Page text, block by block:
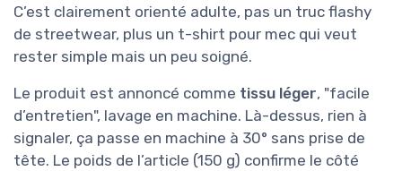
C’est clairement orienté adulte, pas un truc flashy
de streetwear, plus un t-shirt pour mec qui veut
rester simple mais un peu soigné.
Le produit est annoncé comme tissu léger, "facile
d’entretien", lavage en machine. Là-dessus, rien à
signaler, ça passe en machine à 30° sans prise de
tête. Le poids de l’article (150 g) confirme le côté